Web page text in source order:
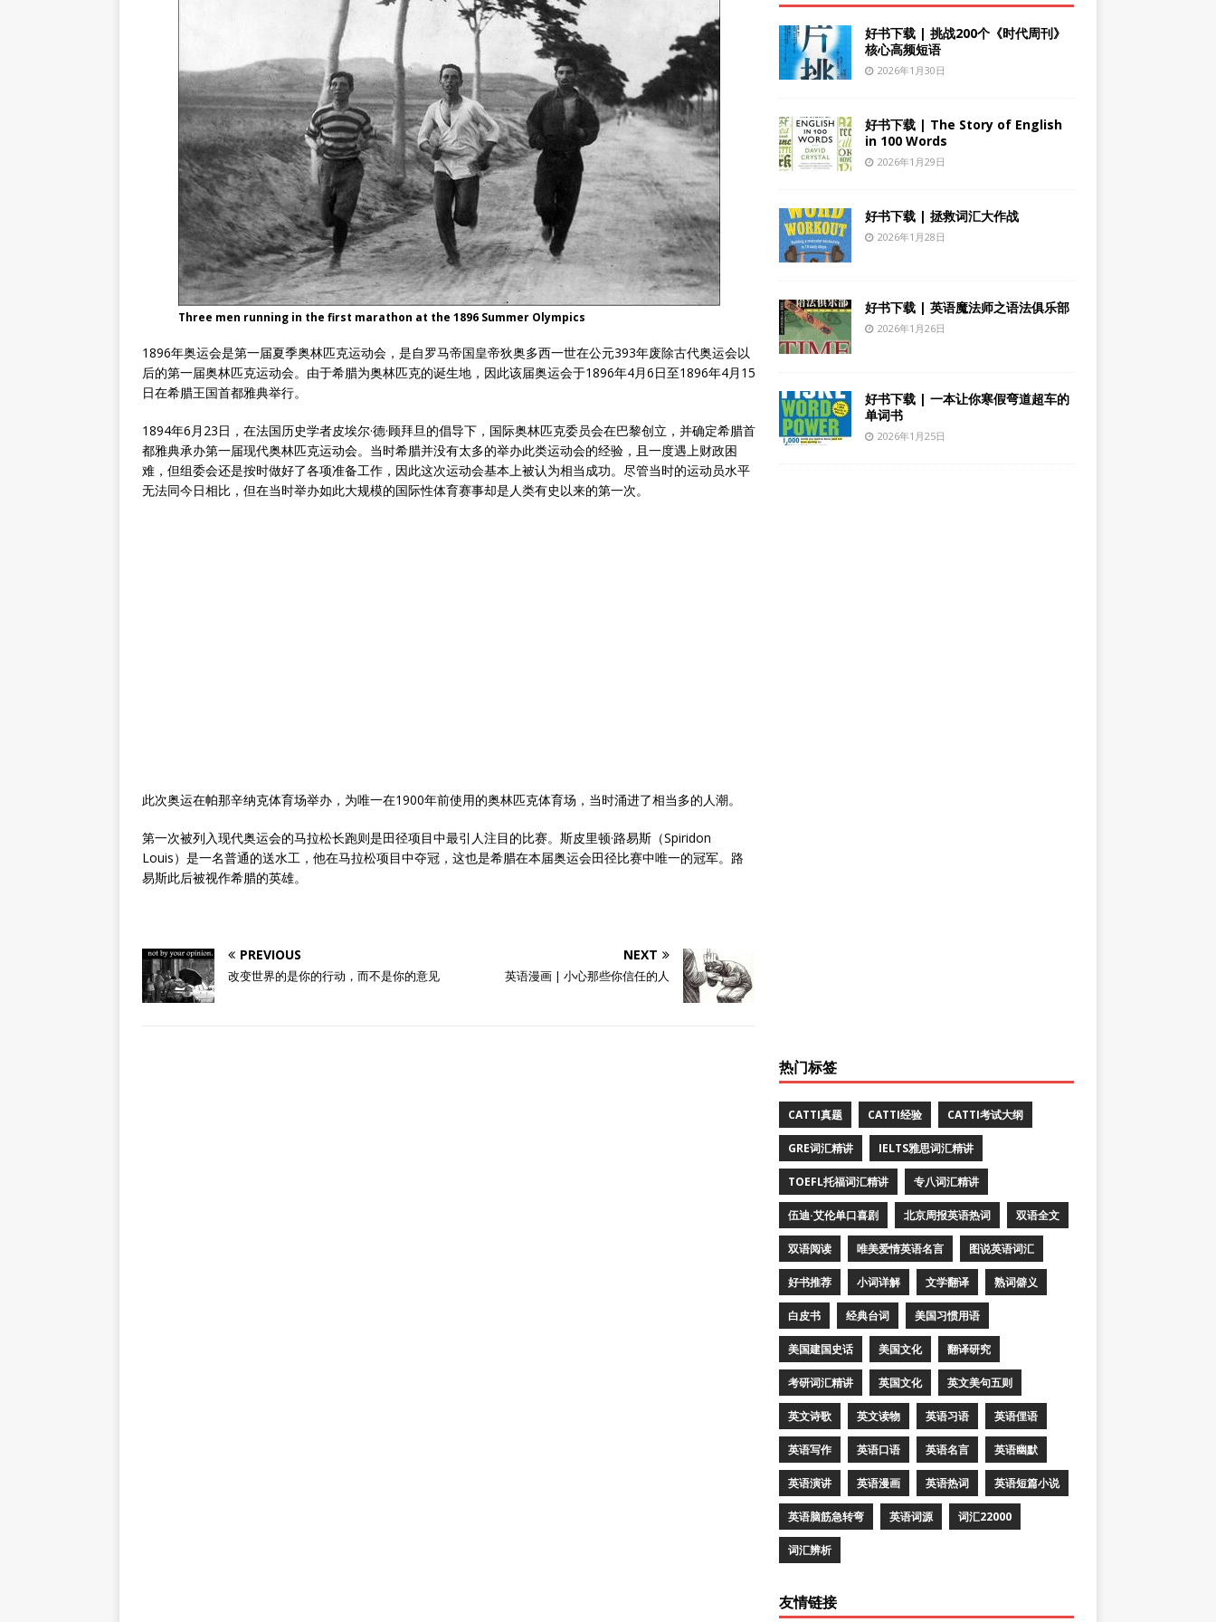
Three men running in the first marathon at the 1896 Summer Olympics
1896年奥运会是第一届夏季奥林匹克运动会，是自罗马帝国皇帝狄奥多西一世在公元393年废除古代奥运会以
后的第一届奥林匹克运动会。由于希腊为奥林匹克的诞生地，因此该届奥运会于1896年4月6日至1896年4月15
日在希腊王国首都雅典举行。
1894年6月23日，在法国历史学者皮埃尔·德·顾拜旦的倡导下，国际奥林匹克委员会在巴黎创立，并确定希腊首
都雅典承办第一届现代奥林匹克运动会。当时希腊并没有太多的举办此类运动会的经验，且一度遇上财政困
难，但组委会还是按时做好了各项准备工作，因此这次运动会基本上被认为相当成功。尽管当时的运动员水平
无法同今日相比，但在当时举办如此大规模的国际性体育赛事却是人类有史以来的第一次。
此次奥运在帕那辛纳克体育场举办，为唯一在1900年前使用的奥林匹克体育场，当时涌进了相当多的人潮。
第一次被列入现代奥运会的马拉松长跑则是田径项目中最引人注目的比赛。斯皮里顿·路易斯（Spiridon
Louis）是一名普通的送水工，他在马拉松项目中夺冠，这也是希腊在本届奥运会田径比赛中唯一的冠军。路
易斯此后被视作希腊的英雄。
PREVIOUS
改变世界的是你的行动，而不是你的意见
NEXT
英语漫画 | 小心那些你信任的人
好书下载 | 挑战200个《时代周刊》
核心高频短语
2026年1月30日
好书下载 | The Story of English
in 100 Words
2026年1月29日
好书下载 | 拯救词汇大作战
2026年1月28日
好书下载 | 英语魔法师之语法俱乐部
2026年1月26日
好书下载 | 一本让你寒假弯道超车的
单词书
2026年1月25日
热门标签
CATTI真题 CATTI经验 CATTI考试大纲
GRE词汇精讲 IELTS雅思词汇精讲
TOEFL托福词汇精讲 专八词汇精讲
伍迪·艾伦单口喜剧 北京周报英语热词 双语全文
双语阅读 唯美爱情英语名言 图说英语词汇
好书推荐 小词详解 文学翻译 熟词僻义
白皮书 经典台词 美国习惯用语
美国建国史话 美国文化 翻译研究
考研词汇精讲 英国文化 英文美句五则
英文诗歌 英文读物 英语习语 英语俚语
英语写作 英语口语 英语名言 英语幽默
英语演讲 英语漫画 英语热词 英语短篇小说
英语脑筋急转弯 英语词源 词汇22000
词汇辨析
友情链接